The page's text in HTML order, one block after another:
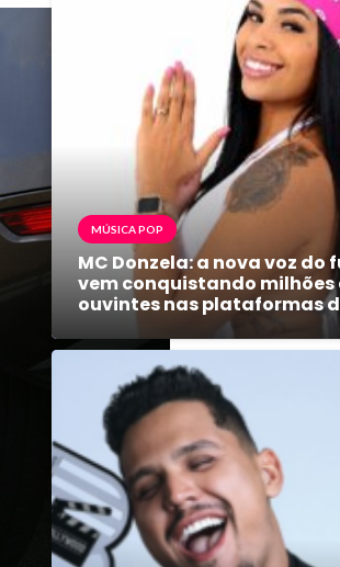
MÚSICA POP
MC Donzela: a nova voz do
vem conquistando milhões
ouvintes nas plataformas